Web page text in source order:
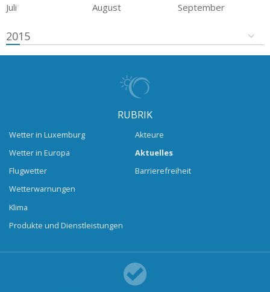
Juli
August September
2015
RUBRIK
Wetter in Luxemburg
Wetter in Europa
Flugwetter
Wetterwarnungen
Klima
Produkte und Dienstleistungen
Akteure
Aktuelles
Barrierefreiheit